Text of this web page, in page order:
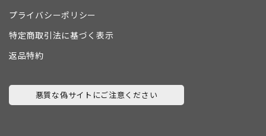
プライバシーポリシー
特定商取引法に基づく表示
返品特約
悪質な偽サイトにご注意ください